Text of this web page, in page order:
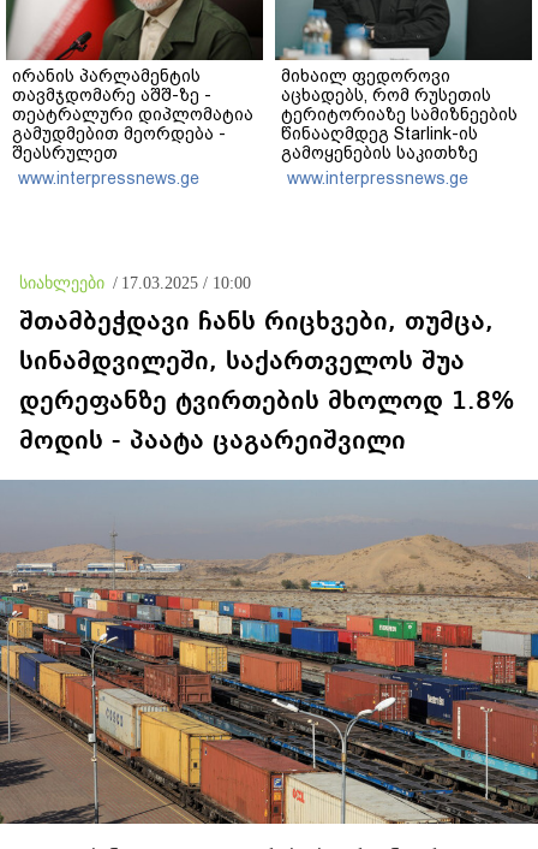
ირანის პარლამენტის
თავმჯდომარე აშშ-ზე -
თეატრალური დიპლომატია
გამუდმებით მეორდება -
შეასრულეთ
ვალდებულებები, მეტი
თეატრი არ გვჭირდება
www.interpressnews.ge
მიხაილ ფედოროვი
აცხადებს, რომ რუსეთის
ტერიტორიაზე სამიზნეების
წინააღმდეგ Starlink-ის
გამოყენების საკითხზე
ილონ მასკთან
მოლაპარაკებებს
www.interpressnews.ge
სიახლეები / 17.03.2025 / 10:00
შთამბეჭდავი ჩანს რიცხვები, თუმცა,
სინამდვილეში, საქართველოს შუა
დერეფანზე ტვირთების მხოლოდ 1.8%
მოდის - პაატა ცაგარეიშვილი